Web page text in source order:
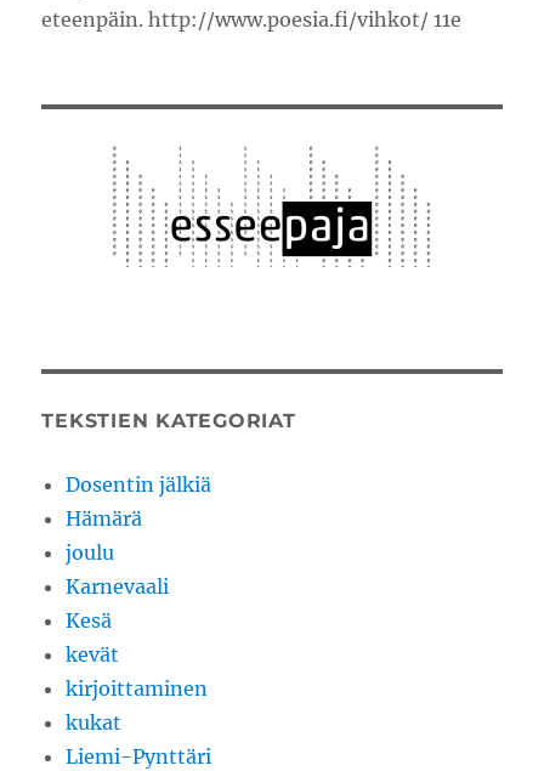
eteenpäin. http://www.poesia.fi/vihkot/ 11e
TEKSTIEN KATEGORIAT
Dosentin jälkiä
Hämärä
joulu
Karnevaali
Kesä
kevät
kirjoittaminen
kukat
Liemi-Pynttäri